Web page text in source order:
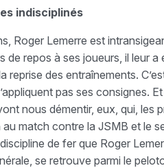
indisciplinés
Roger Lemerre est
repos à ses joueurs, il leur a
des entraînements.
pas ses consignes.
nous démentir, eux, qui, les
match contre la JSMB et le
de fer que Roger
se retrouve parmi le